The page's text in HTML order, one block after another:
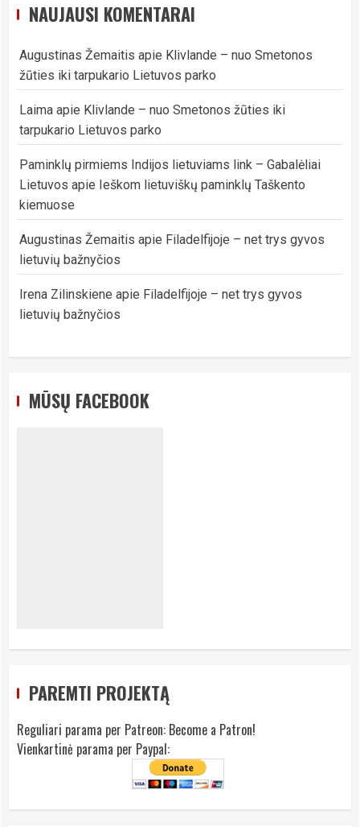
NAUJAUSI KOMENTARAI
Augustinas Žemaitis apie Klivlande – nuo Smetonos
žūties iki tarpukario Lietuvos parko
Laima apie Klivlande – nuo Smetonos žūties iki
tarpukario Lietuvos parko
Paminklų pirmiems Indijos lietuviams link – Gabalėliai
Lietuvos apie Ieškom lietuviškų paminklų Taškento
kiemuose
Augustinas Žemaitis apie Filadelfijoje – net trys gyvos
lietuvių bažnyčios
Irena Zilinskiene apie Filadelfijoje – net trys gyvos
lietuvių bažnyčios
MŪSŲ FACEBOOK
PAREMTI PROJEKTĄ
Reguliari parama per Patreon: Become a Patron!
Vienkartinė parama per Paypal: